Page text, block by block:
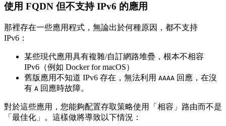
使用 FQDN 但不支持 IPv6 的應用
那裡存在一些應用程式，無論出於何種原因，都不支持
IPv6：
某些現代應用具有複雜/自訂網路堆疊，根本不相容
IPv6（例如 Docker for macOS）
舊版應用不知道 IPv6 存在，無法利用 AAAA 回應，在沒
有 A 回應時故障。
對於這些應用，您能夠配置存取策略使用「相容」路由而不是
「最佳化」。這樣做將導致以下情況：